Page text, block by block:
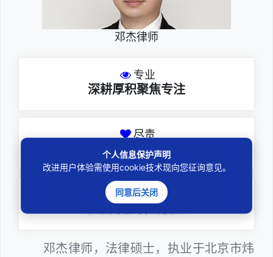
邓杰律师
专业
深耕厚积聚焦专注
尽责
全力办理委托事项
务实
邓杰律师，法律硕士，执业于北京市炜
个人信息保护声明
改进用户体验需使用cookie技术现向您征询意见。
同意后关闭